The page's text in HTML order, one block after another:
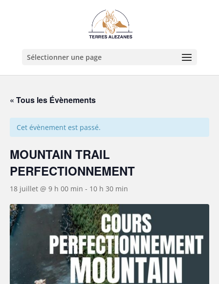
Sélectionner une page
« Tous les Évènements
Cet évènement est passé.
MOUNTAIN TRAIL
PERFECTIONNEMENT
18 juillet @ 9 h 00 min - 10 h 30 min